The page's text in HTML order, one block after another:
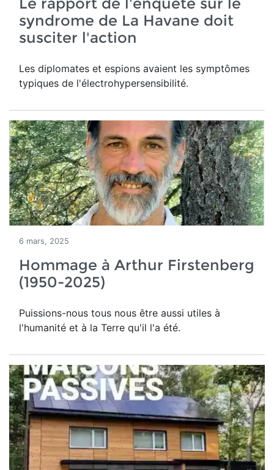
syndrome de La Havane doit
susciter l'action
Les diplomates et espions avaient les symptômes
typiques de l'électrohypersensibilité.
6 mars, 2025
Hommage à Arthur Firstenberg
(1950-2025)
Puissions-nous tous nous être aussi utiles à
l'humanité et à la Terre qu'il l'a été.